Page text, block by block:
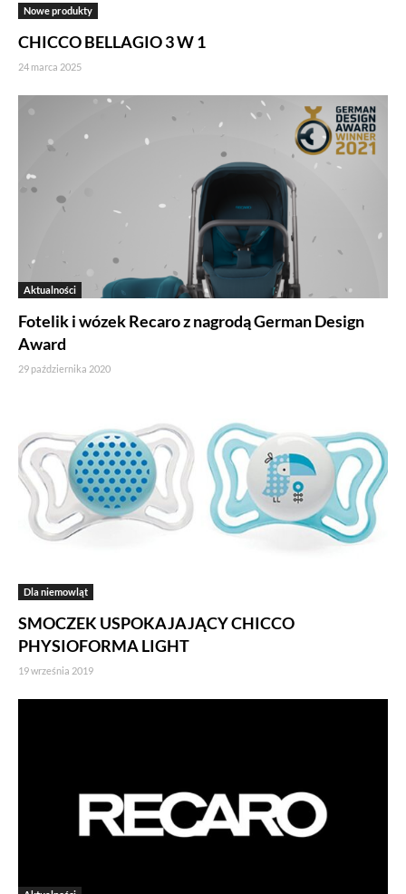
Nowe produkty
CHICCO BELLAGIO 3 W 1
24 marca 2025
Aktualności
Fotelik i wózek Recaro z nagrodą German Design
Award
29 października 2020
Dla niemowląt
SMOCZEK USPOKAJAJĄCY CHICCO
PHYSIOFORMA LIGHT
19 września 2019